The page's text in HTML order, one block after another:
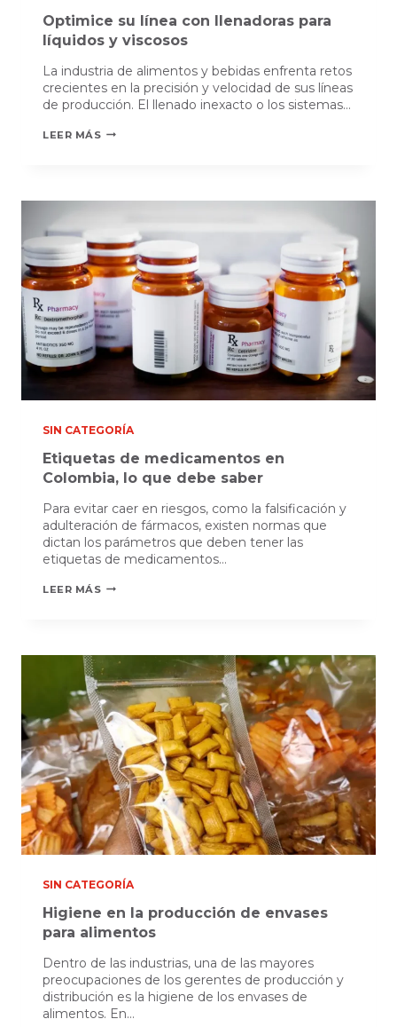
Optimice su línea con llenadoras para
líquidos y viscosos
La industria de alimentos y bebidas enfrenta retos
crecientes en la precisión y velocidad de sus líneas
de producción. El llenado inexacto o los sistemas…
LEER MÁSOPTIMICE
LLENADORAS
LÍQUIDOS
Y
VISCOSOS
SIN CATEGORÍA
Etiquetas de medicamentos en
Colombia, lo que debe saber
Para evitar caer en riesgos, como la falsificación y
adulteración de fármacos, existen normas que
dictan los parámetros que deben tener las
etiquetas de medicamentos…
LEER MÁSETIQUETAS
COLOMBIA,
LO
QUE
DEBE
SABER
SIN CATEGORÍA
Higiene en la producción de envases
para alimentos
Dentro de las industrias, una de las mayores
preocupaciones de los gerentes de producción y
distribución es la higiene de los envases de
alimentos. En…